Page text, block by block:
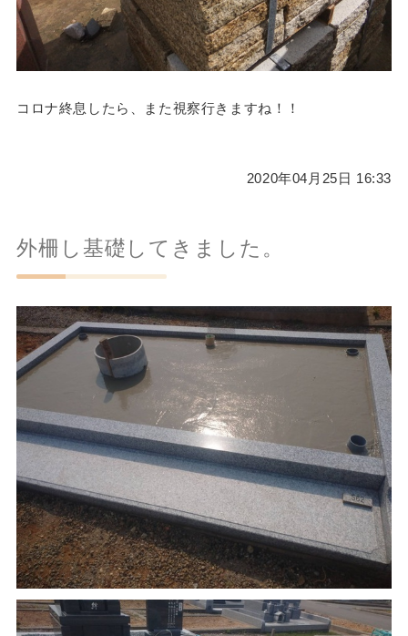
コロナ終息したら、また視察行きますね！！
2020年04月25日 16:33
外柵し基礎してきました。